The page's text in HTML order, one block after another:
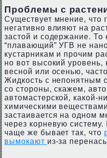
Проблемы с
Существует мнение, что
негативно влияют на
застой и содержание. То
“плавающий” УГВ не
кустарникам и прочим
но вот высокий уровень,
весной или осенью,
Жидкость с непонятным
со стороны, скажем,
автомастерской, какой-
химическими
застаивается на одном
через корневую
чаще же бывает так, что
вымокают из-за